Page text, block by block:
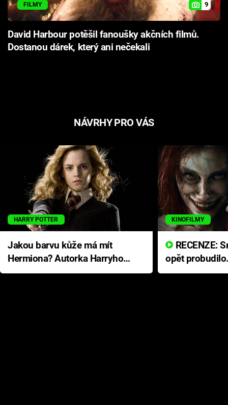
Sledujte nás
FILMY 9
David Harbour potěšil fanoušky akčních filmů.
Dostanou dárek, který ani nečekali
NÁVRHY PRO VÁS
HARRY POTTER
Jakou barvu kůže má mít
Hermiona? Autorka Harryho
Pottera přišla s ráznou
KINOFILMY
opět
přichází s